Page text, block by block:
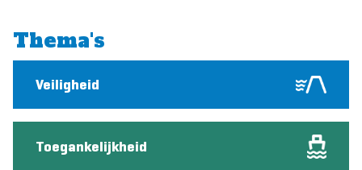
Thema's
Veiligheid
Toegankelijkheid